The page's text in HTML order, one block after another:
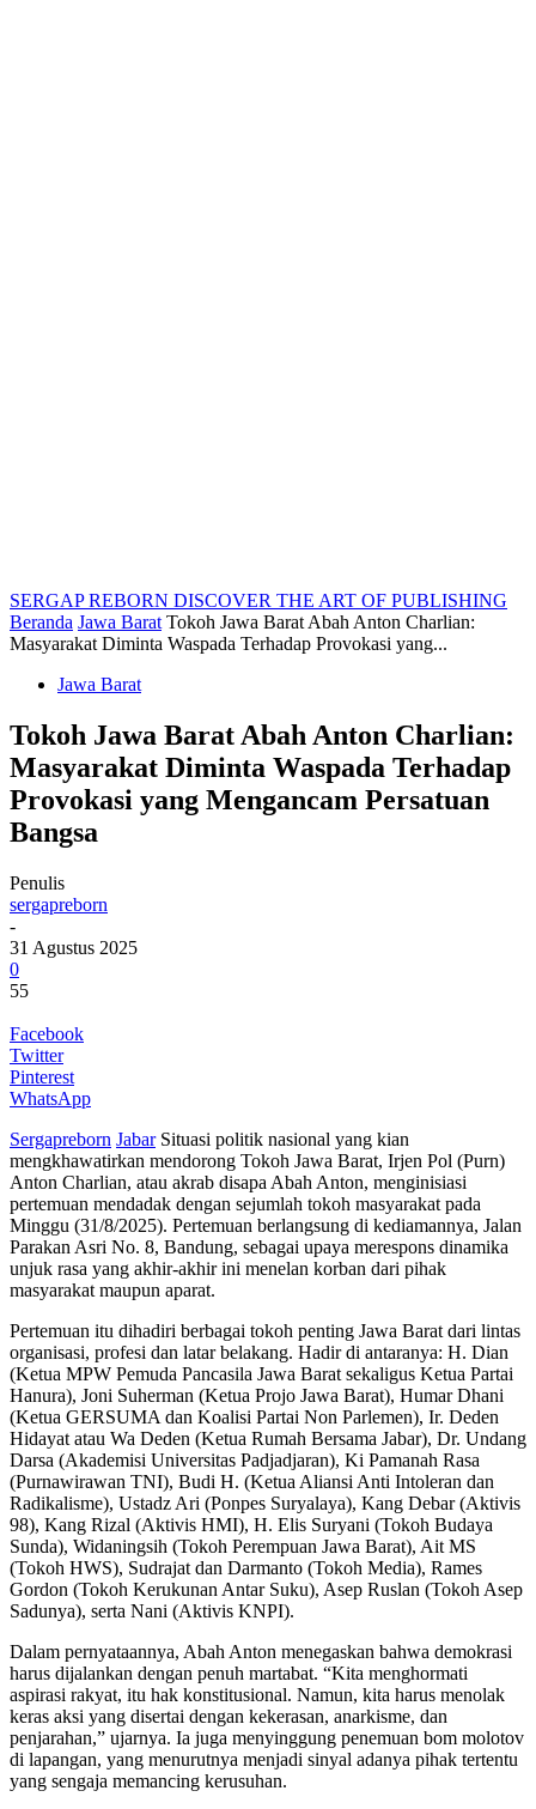
SERGAP REBORN DISCOVER THE ART OF PUBLISHING
Beranda Jawa Barat Tokoh Jawa Barat Abah Anton Charlian:
Masyarakat Diminta Waspada Terhadap Provokasi yang...
Jawa Barat
Tokoh Jawa Barat Abah Anton Charlian:
Masyarakat Diminta Waspada Terhadap
Provokasi yang Mengancam Persatuan
Bangsa
Penulis
sergapreborn
-
31 Agustus 2025
0
55
Facebook
Twitter
Pinterest
WhatsApp
Sergapreborn JabarSituasi politik nasional yang kian
mengkhawatirkan mendorong Tokoh Jawa Barat, Irjen Pol (Purn)
Anton Charlian, atau akrab disapa Abah Anton, menginisiasi
pertemuan mendadak dengan sejumlah tokoh masyarakat pada
Minggu (31/8/2025). Pertemuan berlangsung di kediamannya, Jalan
Parakan Asri No. 8, Bandung, sebagai upaya merespons dinamika
unjuk rasa yang akhir-akhir ini menelan korban dari pihak
masyarakat maupun aparat.
Pertemuan itu dihadiri berbagai tokoh penting Jawa Barat dari lintas
organisasi, profesi dan latar belakang. Hadir di antaranya: H. Dian
(Ketua MPW Pemuda Pancasila Jawa Barat sekaligus Ketua Partai
Hanura), Joni Suherman (Ketua Projo Jawa Barat), Humar Dhani
(Ketua GERSUMA dan Koalisi Partai Non Parlemen), Ir. Deden
Hidayat atau Wa Deden (Ketua Rumah Bersama Jabar), Dr. Undang
Darsa (Akademisi Universitas Padjadjaran), Ki Pamanah Rasa
(Purnawirawan TNI), Budi H. (Ketua Aliansi Anti Intoleran dan
Radikalisme), Ustadz Ari (Ponpes Suryalaya), Kang Debar (Aktivis
98), Kang Rizal (Aktivis HMI), H. Elis Suryani (Tokoh Budaya
Sunda), Widaningsih (Tokoh Perempuan Jawa Barat), Ait MS
(Tokoh HWS), Sudrajat dan Darmanto (Tokoh Media), Rames
Gordon (Tokoh Kerukunan Antar Suku), Asep Ruslan (Tokoh Asep
Sadunya), serta Nani (Aktivis KNPI).
Dalam pernyataannya, Abah Anton menegaskan bahwa demokrasi
harus dijalankan dengan penuh martabat. “Kita menghormati
aspirasi rakyat, itu hak konstitusional. Namun, kita harus menolak
keras aksi yang disertai dengan kekerasan, anarkisme, dan
penjarahan,” ujarnya. Ia juga menyinggung penemuan bom molotov
di lapangan, yang menurutnya menjadi sinyal adanya pihak tertentu
yang sengaja memancing kerusuhan.